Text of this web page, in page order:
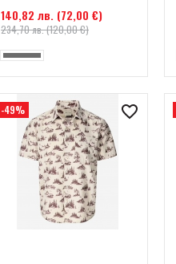
140,82 лв. (72,00 €)
234,70 лв. (120,00 €)
-49%